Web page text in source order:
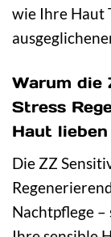
wie Ihre Haut
Warum die
Stress
Haut
Die ZZ
Nachtpflege